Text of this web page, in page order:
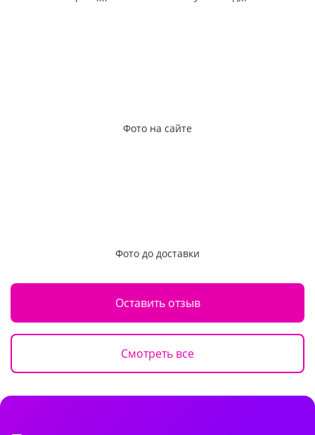
Фото на сайте
Фото до доставки
Оставить отзыв
Смотреть все